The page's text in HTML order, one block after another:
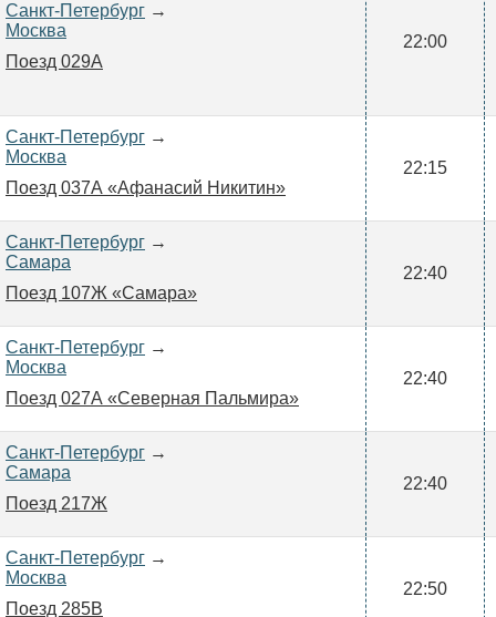
Санкт-Петербург →
Москва
Поезд 029А
22:00
Санкт-Петербург →
Москва
Поезд 037А «Афанасий Никитин»
22:15
Санкт-Петербург →
Самара
Поезд 107Ж «Самара»
22:40
Санкт-Петербург →
Москва
Поезд 027А «Северная Пальмира»
22:40
Санкт-Петербург →
Самара
Поезд 217Ж
22:40
Санкт-Петербург →
Москва
Поезд 285В
22:50